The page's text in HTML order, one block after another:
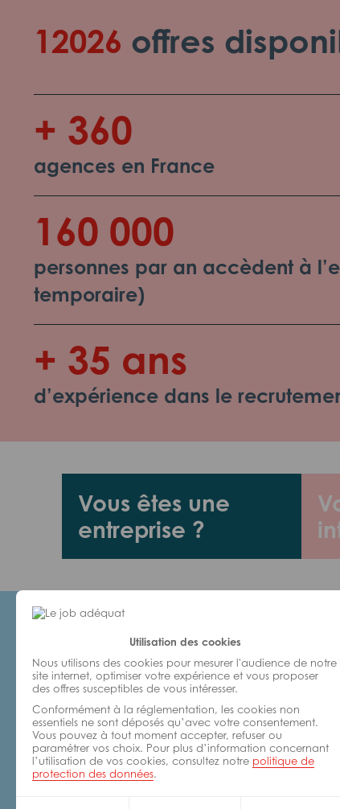
Utilisation des cookies
Nous utilisons des cookies pour mesurer l'audience de notre
site internet, optimiser votre expérience et vous proposer
des offres susceptibles de vous intéresser.
Conformément à la réglementation, les cookies non
essentiels ne sont déposés qu’avec votre consentement.
Vous pouvez à tout moment accepter, refuser ou
paramétrer vos choix. Pour plus d’information concernant
l’utilisation de vos cookies, consultez notre politique de
protection des données.
12026 offres
+ 360
agences en France
160 000
personnes par an accèdent à
temporaire)
+ 35 ans
d’expérience dans le
Vous êtes une
entreprise ?
Je cherche
6 bonnes
avec nous